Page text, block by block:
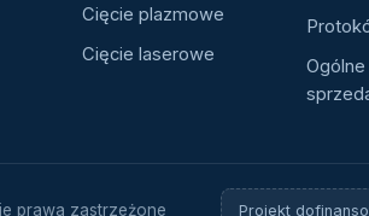
Cięcie plazmowe
Cięcie laserowe
prawa zastrzeżone Projekt